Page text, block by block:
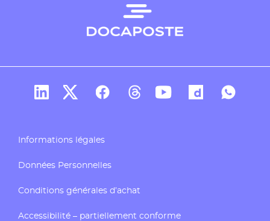
Compte Linkedin de Docaposte
Compte X de Docaposte
Compte Facebook de Docaposte
Compte Threads de
Compte Youtube de
CompteCompte
Informations légales
Données Personnelles
Conditions générales d’achat
Accessibilité – partiellement conforme